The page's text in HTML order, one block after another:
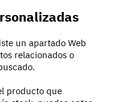
un apartado Web
relacionados o
producto que